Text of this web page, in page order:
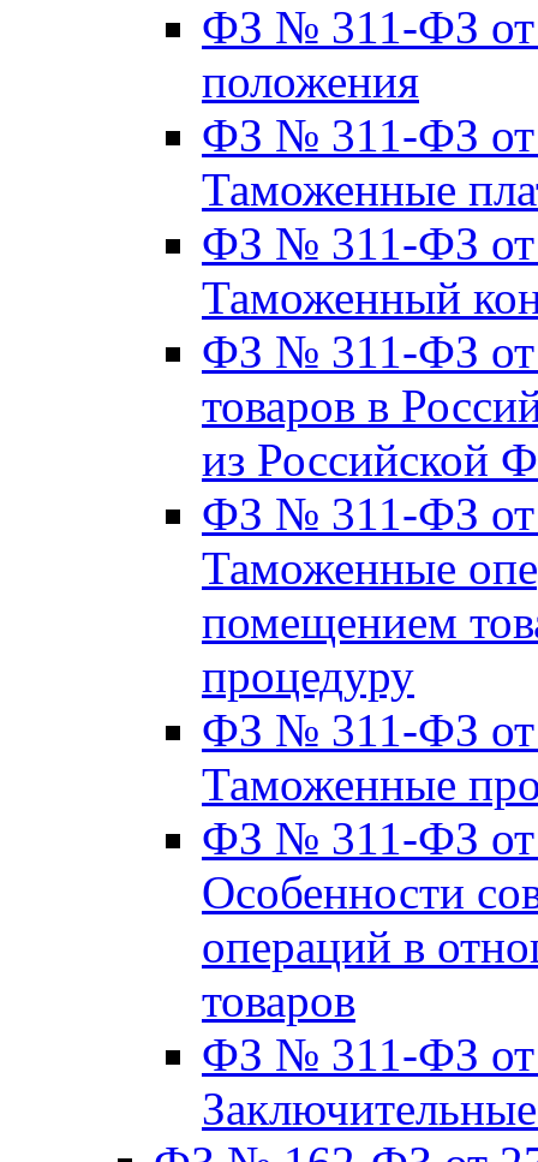
ФЗ № 311-ФЗ от
положения
ФЗ № 311-ФЗ от
Таможенные
ФЗ № 311-ФЗ от
Таможенный
ФЗ № 311-ФЗ от
товаров в
из Российской
ФЗ № 311-ФЗ от
Таможенные
помещением
процедуру
ФЗ № 311-ФЗ от
Таможенные
ФЗ № 311-ФЗ от
Особенности
операций в
товаров
ФЗ № 311-ФЗ от